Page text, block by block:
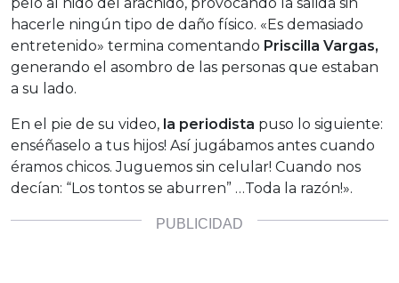
pelo al nido del arácnido, provocando la salida sin
hacerle ningún tipo de daño físico. «Es demasiado
entretenido» termina comentando Priscilla Vargas,
generando el asombro de las personas que estaban
a su lado.
En el pie de su video, la periodista puso lo siguiente:
enséñaselo a tus hijos! Así jugábamos antes cuando
éramos chicos. Juguemos sin celular! Cuando nos
decían: “Los tontos se aburren” …Toda la razón!».